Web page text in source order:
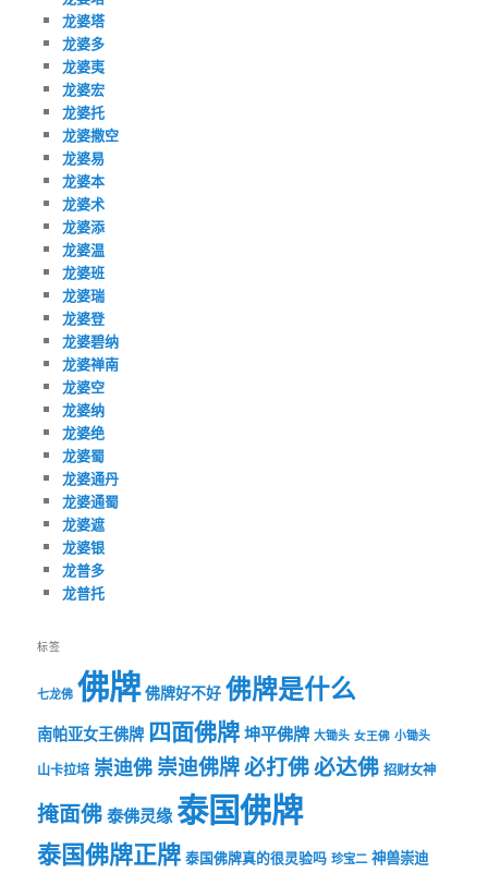
龙婆塔
龙婆多
龙婆夷
龙婆宏
龙婆托
龙婆撒空
龙婆易
龙婆本
龙婆术
龙婆添
龙婆温
龙婆班
龙婆瑞
龙婆登
龙婆碧纳
龙婆禅南
龙婆空
龙婆纳
龙婆绝
龙婆蜀
龙婆通丹
龙婆通蜀
龙婆遮
龙婆银
龙普多
龙普托
标签
七龙佛 佛牌 佛牌好不好 佛牌是什么
南帕亚女王佛牌 四面佛牌坤平佛牌 大锄头 女王佛 小锄头
山卡拉培 崇迪佛崇迪佛牌必打佛必达佛 招财女神
掩面佛泰佛灵缘泰国佛牌
泰国佛牌正牌 泰国佛牌真的很灵验吗 珍宝二 神兽崇迪